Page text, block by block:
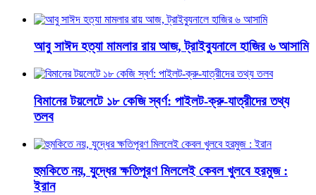
আবু সাঈদ হত্যা মামলার রায় আজ, ট্রাইব্যুনালে হাজির ৬ আসামি
বিমানের টয়লেটে ১৮ কেজি স্বর্ণ: পাইলট-ক্রু-যাত্রীদের তথ্য
তলব
হুমকিতে নয়, যুদ্ধের ক্ষতিপূরণ মিললেই কেবল খুলবে হরমুজ :
ইরান